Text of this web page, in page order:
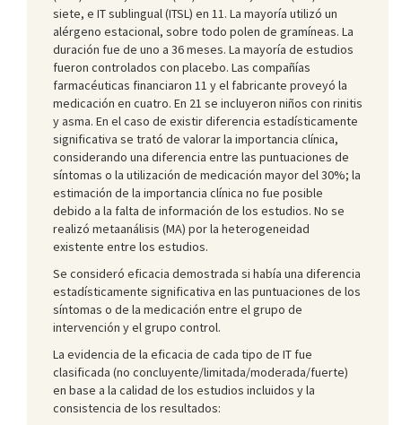
siete, e IT sublingual (ITSL) en 11. La mayoría utilizó un
alérgeno estacional, sobre todo polen de gramíneas. La
duración fue de uno a 36 meses. La mayoría de estudios
fueron controlados con placebo. Las compañías
farmacéuticas financiaron 11 y el fabricante proveyó la
medicación en cuatro. En 21 se incluyeron niños con rinitis
y asma. En el caso de existir diferencia estadísticamente
significativa se trató de valorar la importancia clínica,
considerando una diferencia entre las puntuaciones de
síntomas o la utilización de medicación mayor del 30%; la
estimación de la importancia clínica no fue posible
debido a la falta de información de los estudios. No se
realizó metaanálisis (MA) por la heterogeneidad
existente entre los estudios.
Se consideró eficacia demostrada si había una diferencia
estadísticamente significativa en las puntuaciones de los
síntomas o de la medicación entre el grupo de
intervención y el grupo control.
La evidencia de la eficacia de cada tipo de IT fue
clasificada (no concluyente/limitada/moderada/fuerte)
en base a la calidad de los estudios incluidos y la
consistencia de los resultados: